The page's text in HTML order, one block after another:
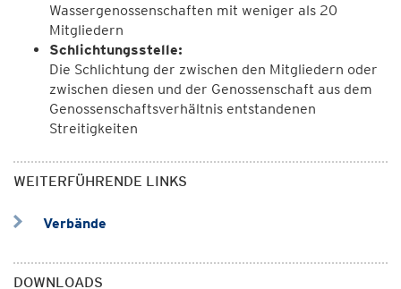
Wassergenossenschaften mit weniger als 20
Mitgliedern
Schlichtungsstelle:
Die Schlichtung der zwischen den Mitgliedern oder
zwischen diesen und der Genossenschaft aus dem
Genossenschaftsverhältnis entstandenen
Streitigkeiten
WEITERFÜHRENDE LINKS
Verbände
DOWNLOADS